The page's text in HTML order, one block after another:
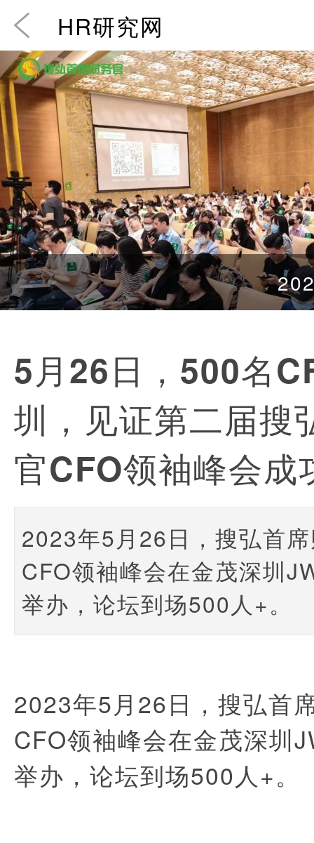
HR研究网
5月26日，500名
圳，见证第二届搜
官CFO领袖峰会成
2023年5月26日，搜弘首
CFO领袖峰会在金茂深圳
举办，论坛到场500人+。
2023年5月26日，搜弘首
CFO领袖峰会在金茂深圳
举办，论坛到场500人+。